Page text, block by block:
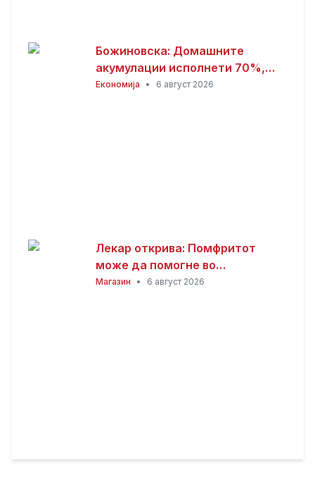
Божиновска: Домашните
акумулации исполнети 70%,
обезбедена стабилност на
Економија • 6 август 2026
Лекар открива: Помфритот
може да помогне во
топлотните бранови, но
Магазин • 6 август 2026